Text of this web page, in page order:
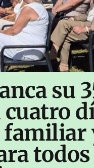
su
familiar